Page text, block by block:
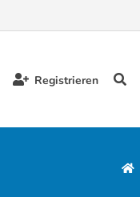
Registrieren